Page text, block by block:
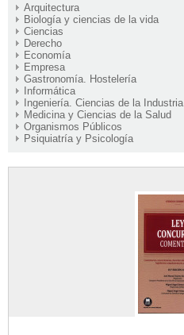
Arquitectura
Biología y ciencias de la vida
Ciencias
Derecho
Economía
Empresa
Gastronomía. Hostelería
Informática
Ingeniería. Ciencias de la Industria
Medicina y Ciencias de la Salud
Organismos Públicos
Psiquiatría y Psicología